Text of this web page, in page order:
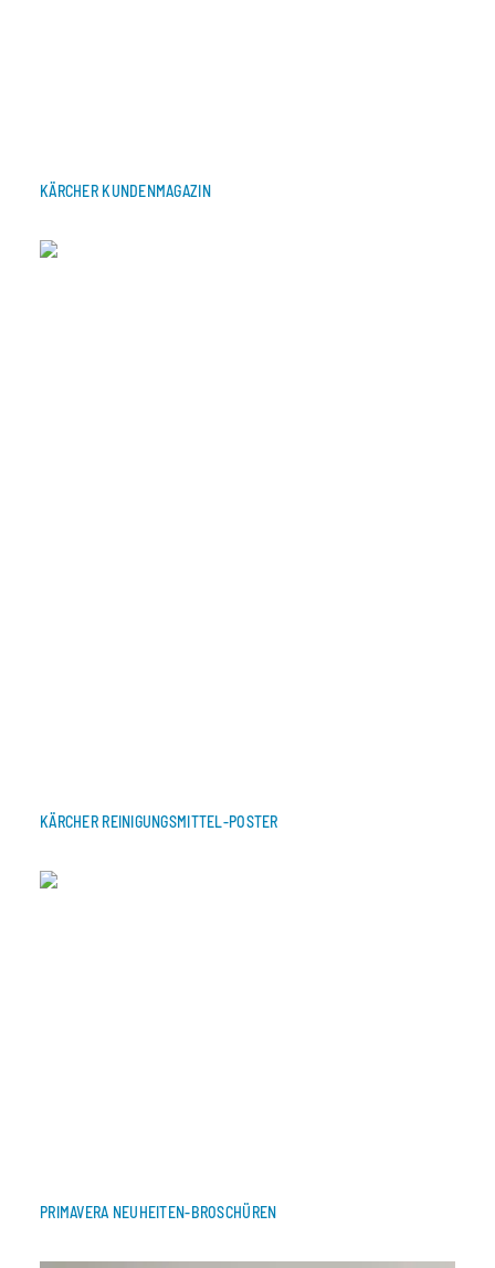
KÄRCHER KUNDENMAGAZIN
KÄRCHER REINIGUNGSMITTEL-POSTER
PRIMAVERA NEUHEITEN-BROSCHÜREN